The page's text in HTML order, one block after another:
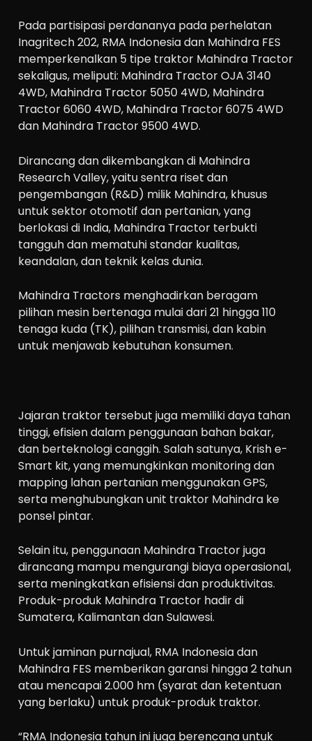
Pada partisipasi perdananya pada perhelatan
Inagritech 202, RMA Indonesia dan Mahindra FES
memperkenalkan 5 tipe traktor Mahindra Tractor
sekaligus, meliputi: Mahindra Tractor OJA 3140
4WD, Mahindra Tractor 5050 4WD, Mahindra
Tractor 6060 4WD, Mahindra Tractor 6075 4WD
dan Mahindra Tractor 9500 4WD.
Dirancang dan dikembangkan di Mahindra
Research Valley, yaitu sentra riset dan
pengembangan (R&D) milik Mahindra, khusus
untuk sektor otomotif dan pertanian, yang
berlokasi di India, Mahindra Tractor terbukti
tangguh dan mematuhi standar kualitas,
keandalan, dan teknik kelas dunia.
Mahindra Tractors menghadirkan beragam
pilihan mesin bertenaga mulai dari 21 hingga 110
tenaga kuda (TK), pilihan transmisi, dan kabin
untuk menjawab kebutuhan konsumen.
Jajaran traktor tersebut juga memiliki daya tahan
tinggi, efisien dalam penggunaan bahan bakar,
dan berteknologi canggih. Salah satunya, Krish e-
Smart kit, yang memungkinkan monitoring dan
mapping lahan pertanian menggunakan GPS,
serta menghubungkan unit traktor Mahindra ke
ponsel pintar.
Selain itu, penggunaan Mahindra Tractor juga
dirancang mampu mengurangi biaya operasional,
serta meningkatkan efisiensi dan produktivitas.
Produk-produk Mahindra Tractor hadir di
Sumatera, Kalimantan dan Sulawesi.
Untuk jaminan purnajual, RMA Indonesia dan
Mahindra FES memberikan garansi hingga 2 tahun
atau mencapai 2.000 hm (syarat dan ketentuan
yang berlaku) untuk produk-produk traktor.
“RMA Indonesia tahun ini juga berencana untuk